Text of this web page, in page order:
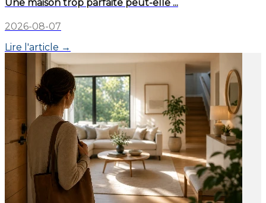
Une maison trop parfaite peut-elle ...
2026-08-07
Lire l'article →